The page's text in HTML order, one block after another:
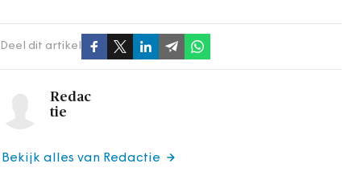
Deel dit artikel
Redac
tie
Bekijk alles van Redactie